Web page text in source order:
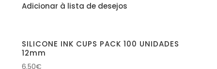
Adicionar à lista de desejos
SILICONE INK CUPS PACK 100 UNIDADES
12mm
6.50€